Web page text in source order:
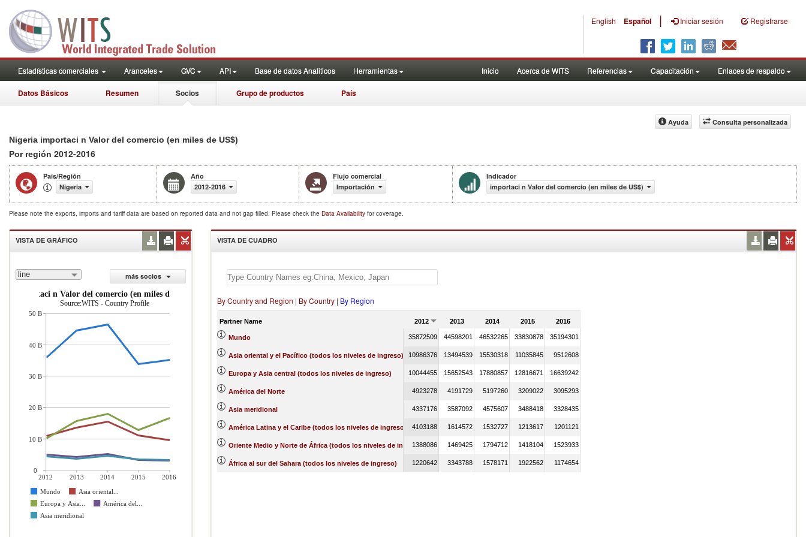
English Español | Iniciar sesión Registrarse
Estadísticas comerciales Aranceles GVC API Base de datos Analiticos Herramientas Inicio Acerca de WITS Referencias Capacitación Enlaces de respaldo
Datos Básicos Resumen Socios Grupo de productos País
Consulta personalizada
Ayuda
Nigeria importaci n Valor del comercio (en miles de US$)
Por región 2012-2016
País/Región
Nigeria
Año
2012-2016
Flujo comercial
Importación
Indicador
importaci n Valor del comercio (en miles de US$)
Please note the exports, imports and tariff data are based on reported data and not gap filled. Please check the Data Availability for coverage.
VISTA DE GRÁFICO
line
más socios
importaci n Valor del comercio (en miles de US$)
Source:WITS - Country Profile
2012 2013 2014 2015
2016
Mundo
Asia oriental...
Europa y Asia...
América del...
Asia meridional
50 B
40 B
30 B
20 B
10 B
0
VISTA DE CUADRO
By Country and Region | By Country | By Region
Partner Name 2012 2013 2014 2015 2016
Mundo 35872509 44598201 46532265 33830878 35194301
Asia oriental y el Pacífico (todos los niveles de ingreso) 10986376 13494539 15530318 11035845 9512608
Europa y Asia central (todos los niveles de ingreso) 10044455 15652543 17880857 12816671 16639242
América del Norte 4923278 4191729 5197260 3209022 3095293
Asia meridional 4337176 3587092 4575607 3488418 3328435
América Latina y el Caribe (todos los niveles de ingreso) 4103188 1614572 1532727 1213617 1201121
Oriente Medio y Norte de África (todos los niveles de ingreso)1388086 1469425 1794712 1418104 1523933
África al sur del Sahara (todos los niveles de ingreso) 1220642 3343788 1578171 1922562 1174654